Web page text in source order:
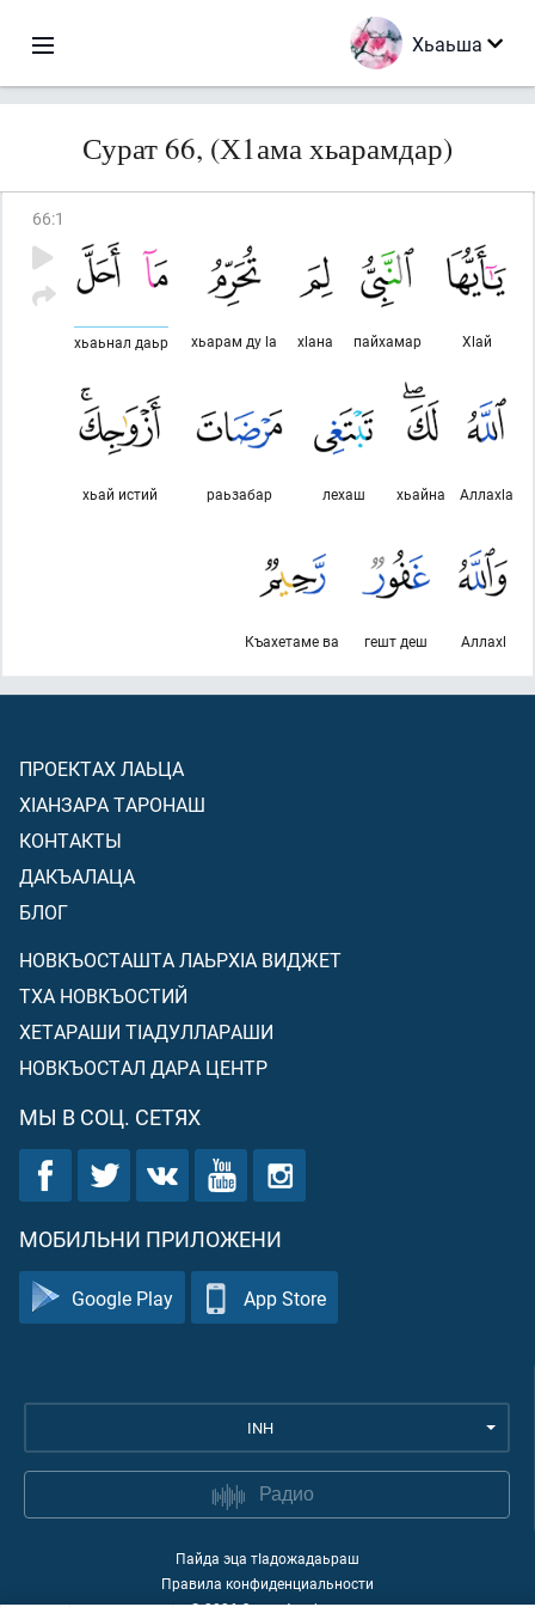
Хьаьша
Сурат 66, (Х1ама хьарамдар)
66:1
Хlай
пайхамар
хlана
хьарам ду lа
хьаьнал даьр
Аллахlа
хьайна
лехаш
раьзабар
хьай истий
Аллахl
гешт деш
Къахетаме ва
ПРОЕКТАХ ЛАЬЦА
ХIАНЗАРА ТАРОНАШ
КОНТАКТЫ
ДАКЪАЛАЦА
БЛОГ
НОВКЪОСТАШТА ЛАЬРХIА ВИДЖЕТ
ТХА НОВКЪОСТИЙ
ХЕТАРАШИ ТIАДУЛЛАРАШИ
НОВКЪОСТАЛ ДАРА ЦЕНТР
МЫ В СОЦ. СЕТЯХ
МОБИЛЬНИ ПРИЛОЖЕНИ
Google Play App Store
INH
Радио
Пайда эца тIадожадаьраш
Правила конфиденциальности